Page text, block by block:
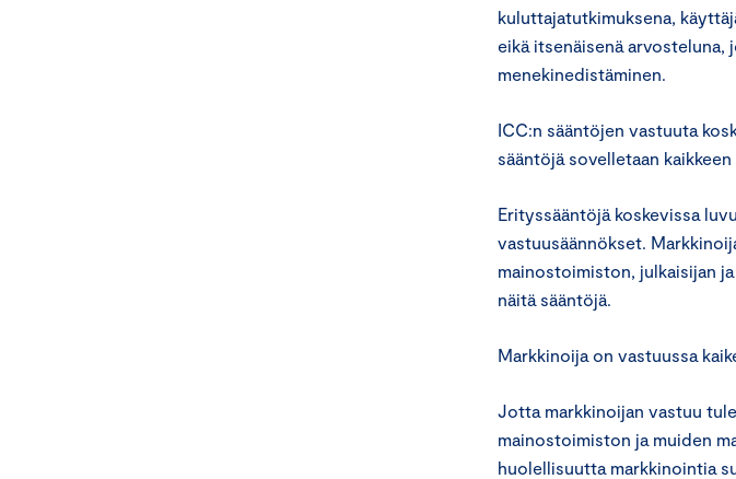
kuluttajatutkimuksena,
eikä itsenäisenä
menekinedistäminen.
ICC:n sääntöjen vastuuta
sääntöjä sovelletaan
Erityssääntöjä koskevissa
vastuusäännökset.
mainostoimiston, julkaisijan
näitä sääntöjä.
Markkinoija on vastuussa
Jotta markkinoijan vastuu
mainostoimiston ja muiden
huolellisuutta markkinointia